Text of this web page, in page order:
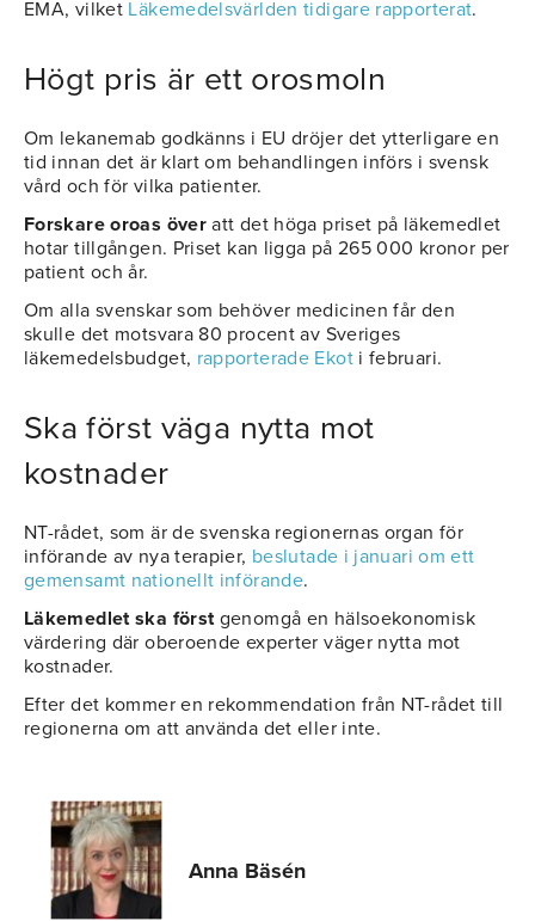
EMA, vilket Läkemedelsvärlden tidigare rapporterat.
Högt pris är ett orosmoln
Om lekanemab godkänns i EU dröjer det ytterligare en
tid innan det är klart om behandlingen införs i svensk
vård och för vilka patienter.
Forskare oroas över att det höga priset på läkemedlet
hotar tillgången. Priset kan ligga på 265 000 kronor per
patient och år.
Om alla svenskar som behöver medicinen får den
skulle det motsvara 80 procent av Sveriges
läkemedelsbudget, rapporterade Ekoti februari.
Ska först väga nytta mot
kostnader
NT-rådet, som är de svenska regionernas organ för
införande av nya terapier, beslutade i januari om ett
gemensamt nationellt införande.
Läkemedlet ska förstgenomgå en hälsoekonomisk
värdering där oberoende experter väger nytta mot
kostnader.
Efter det kommer en rekommendation från NT-rådet till
regionerna om att använda det eller inte.
Anna Bäsén